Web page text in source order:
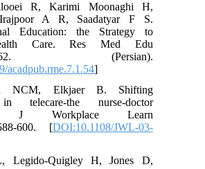
R, Karimi Moonaghi H,
Irajpoor A R, Saadatyar F S.
Education: the Strategy to
Care. Res Med Edu
62. (Persian).
acadpub.rme.7.1.54
NCM, Elkjaer B. Shifting
in telecare-the nurse-doctor
J Workplace Learn
600. [DOI:10.1108/JWL-03-
Legido-Quigley H, Jones D,